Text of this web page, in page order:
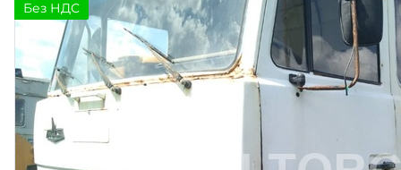
Без НДС